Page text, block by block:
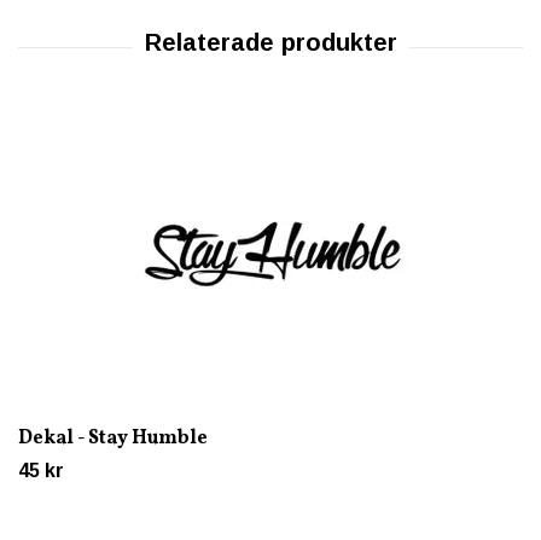
Dekal - Stay Humble
45 kr